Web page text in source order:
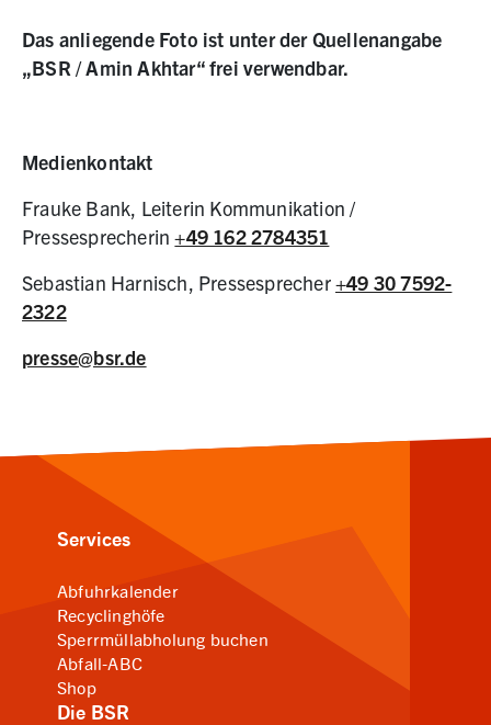
Das anliegende Foto ist unter der Quellenangabe
„BSR / Amin Akhtar“ frei verwendbar.
Medienkontakt
Frauke Bank, Leiterin Kommunikation /
Pressesprecherin+49 162 2784351
Sebastian Harnisch, Pressesprecher+49 30 7592-
2322
presse@bsr.de
Services
Abfuhrkalender
Recyclinghöfe
Sperrmüllabholung buchen
Abfall-ABC
Shop
Die BSR